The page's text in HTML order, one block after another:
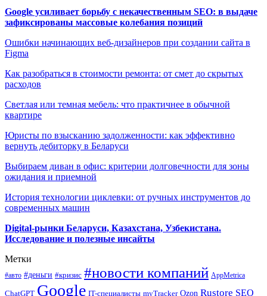
Google усиливает борьбу с некачественным SEO: в выдаче
зафиксированы массовые колебания позиций
Ошибки начинающих веб-дизайнеров при создании сайта в
Figma
Как разобраться в стоимости ремонта: от смет до скрытых
расходов
Светлая или темная мебель: что практичнее в обычной
квартире
Юристы по взысканию задолженности: как эффективно
вернуть дебиторку в Беларуси
Выбираем диван в офис: критерии долговечности для зоны
ожидания и приемной
История технологии циклевки: от ручных инструментов до
современных машин
Digital-рынки Беларуси, Казахстана, Узбекистана.
Исследование и полезные инсайты
Метки
#авто #деньги #кризис #новости компаний AppMetrica
ChatGPT Google IT-специалисты myTracker Ozon Rustore SEO